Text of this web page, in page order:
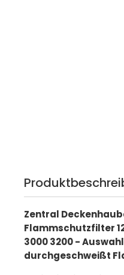
Zentral
Flammschutzfilter
3000 3200 -
durchgeschweißt